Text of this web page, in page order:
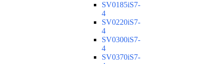
SV0185iS7-
4
SV0220iS7-
4
SV0300iS7-
4
SV0370iS7-